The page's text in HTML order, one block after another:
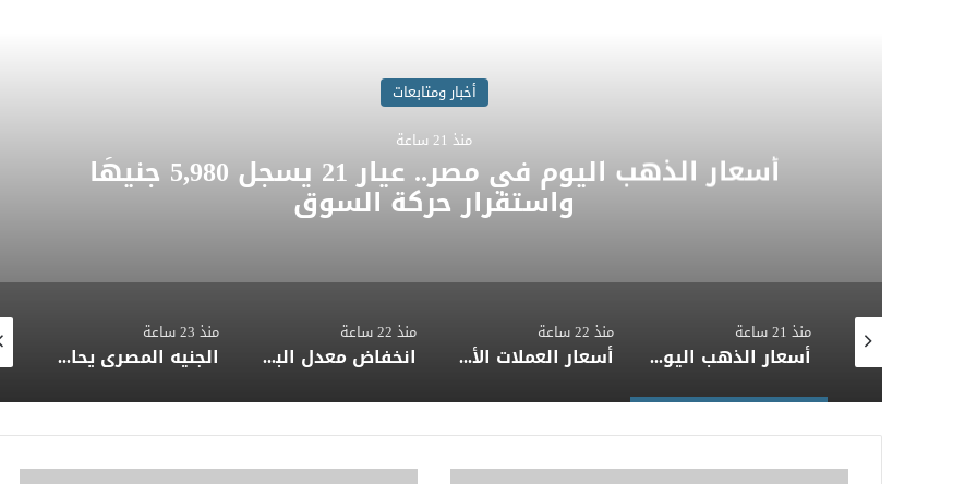
أخبار ومتابعات
منذ 21 ساعة
أسعار الذهب اليوم في مصر.. عيار 21 يسجل 5,980 جنيهًا
واستقرار حركة السوق
ريادة تكنولوجية ومواكبة ثورة الذكاء الاصطناعي والـ G6. هندسة اتصالات CIC تطلق أول طائرة مسيرة ذكية
منذ 21 ساعة
أسعار الذهب اليوم في مصر.. عيار 21 يسجل 5,980 جنيهًا واستقرار حركة السوق
منذ 22 ساعة
أسعار العملات الأجنبية اليوم.. الدولار عند 49.85 جنيه للبيع واستقرار حركة الصرف
منذ 22 ساعة
انخفاض معدل البطالة في مصر إلى 5.8% وارتفاع عدد المشتغلين إلى 33.6 مليون فرد
منذ 23 ساعة
الجنيه المصري يحافظ على مكاسبه أمام الدولار وسط تحسن تدفقات النقد الأجنبي
منذ